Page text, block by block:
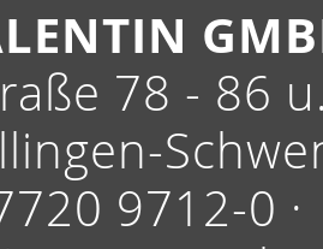
78 - 86
9712-0 ·